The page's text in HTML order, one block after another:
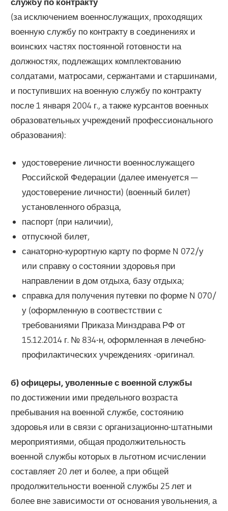
(за исключением военнослужащих, проходящих
военную службу по контракту в соединениях и
воинских частях постоянной готовности на
должностях, подлежащих комплектованию
солдатами, матросами, сержантами и старшинами,
и поступивших на военную службу по контракту
после 1 января 2004 г., а также курсантов военных
образовательных учреждений профессионального
образования):
удостоверение личности военнослужащего
Российской Федерации (далее именуется —
удостоверение личности) (военный билет)
установленного образца,
паспорт (при наличии),
отпускной билет,
санаторно-курортную карту по форме N 072/у
или справку о состоянии здоровья при
направлении в дом отдыха, базу отдыха;
справка для получения путевки по форме N 070/
у (оформленную в соотвестствии с
требованиями Приказа Минздрава РФ от
15.12.2014 г. № 834-н, оформленная в лечебно-
профилактических учреждениях -оригинал.
б) офицеры, уволенные с военной службы
по достижении ими предельного возраста
пребывания на военной службе, состоянию
здоровья или в связи с организационно-штатными
мероприятиями, общая продолжительность
военной службы которых в льготном исчислении
составляет 20 лет и более, а при общей
продолжительности военной службы 25 лет и
более вне зависимости от основания увольнения, а